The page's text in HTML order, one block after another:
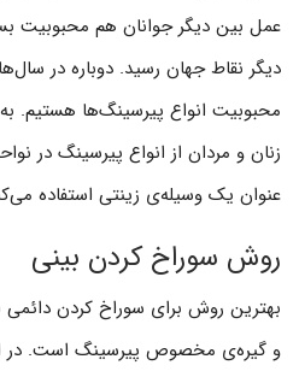
عمل بین دیگر جوانان هم محبوبیت
محبوبیت انواع پیرسینگ‌ها هستیم.
زنان و مردان از انواع پیرسینگ در
عنوان یک وسیله‌ی زینتی استفاده
روش سوراخ کردن بینی
بهترین روش برای سوراخ کردن دائمی
و گیره‌ی مخصوص پیرسینگ است. در